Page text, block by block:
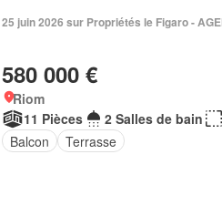
25 juin 2026 sur Propriétés le Figaro -
580 000 €
Riom
11 Pièces
2 Salles de bain
Balcon
Terrasse